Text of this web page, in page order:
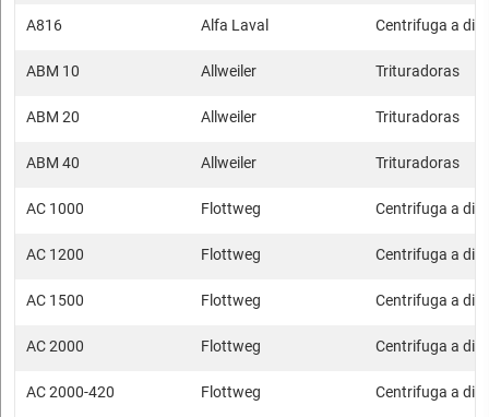
A816 Alfa Laval Centrifuga a
ABM 10 Allweiler Trituradoras
ABM 20 Allweiler Trituradoras
ABM 40 Allweiler Trituradoras
AC 1000 Flottweg Centrifuga a
AC 1200 Flottweg Centrifuga a
AC 1500 Flottweg Centrifuga a
AC 2000 Flottweg Centrifuga a
AC 2000-420 Flottweg Centrifuga a